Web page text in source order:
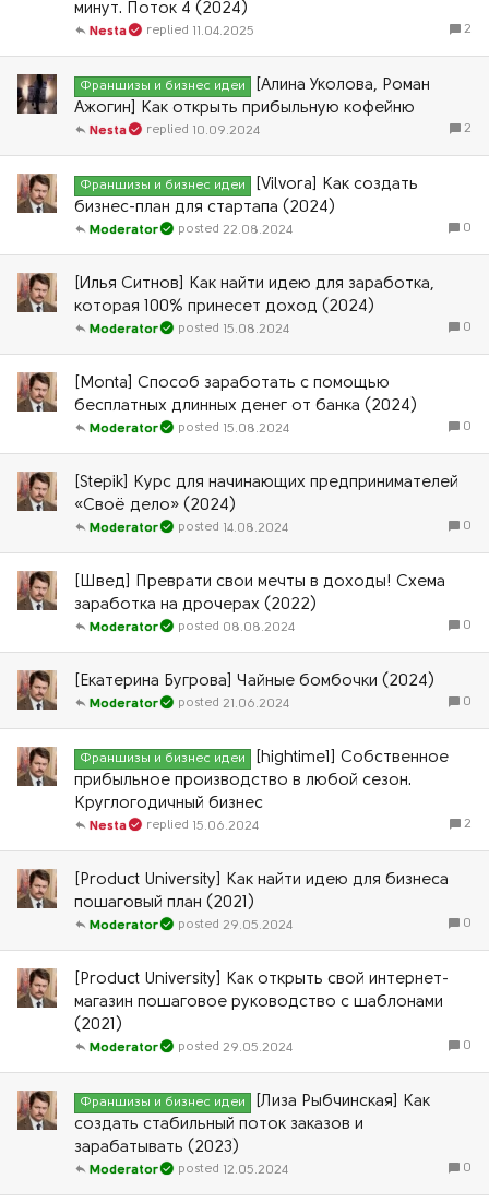
минут. Поток 4 (2024)
2
11.04.2025
Nesta
Франшизы и бизнес идеи
[Алина Уколова, Роман
Ажогин] Как открыть прибыльную кофейню
2
10.09.2024
Nesta
Франшизы и бизнес идеи
[Vilvora] Как создать
бизнес-план для стартапа (2024)
0
22.08.2024
Moderator
[Илья Ситнов] Как найти идею для заработка,
которая 100% принесет доход (2024)
0
15.08.2024
Moderator
[Monta] Способ заработать с помощью
бесплатных длинных денег от банка (2024)
0
15.08.2024
Moderator
[Stepik] Курс для начинающих предпринимателей
«Своё дело» (2024)
0
14.08.2024
Moderator
[Швед] Преврати свои мечты в доходы! Схема
заработка на дрочерах (2022)
0
08.08.2024
Moderator
[Екатерина Бугрова] Чайные бомбочки (2024)
0
21.06.2024
Moderator
Франшизы и бизнес идеи
[hightime1] Собственное
прибыльное производство в любой сезон.
Круглогодичный бизнес
2
15.06.2024
Nesta
[Product University] Как найти идею для бизнеса
пошаговый план (2021)
0
29.05.2024
Moderator
[Product University] Как открыть свой интернет-
магазин пошаговое руководство с шаблонами
(2021)
0
29.05.2024
Moderator
Франшизы и бизнес идеи
[Лиза Рыбчинская] Как
создать стабильный поток заказов и
зарабатывать (2023)
0
12.05.2024
Moderator